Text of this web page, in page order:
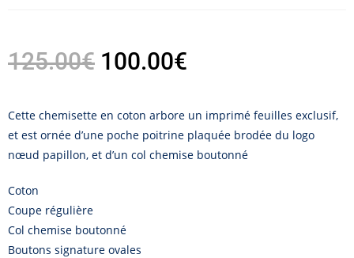
125.00€ 100.00€
Cette chemisette en coton arbore un imprimé feuilles exclusif,
et est ornée d’une poche poitrine plaquée brodée du logo
nœud papillon, et d’un col chemise boutonné
Coton
Coupe régulière
Col chemise boutonné
Boutons signature ovales